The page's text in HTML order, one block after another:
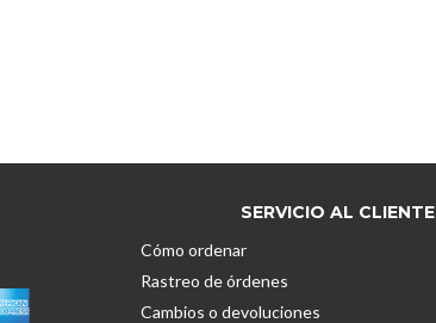
SERVICIO AL CLIENTE
Cómo ordenar
Rastreo de órdenes
Cambios o devoluciones